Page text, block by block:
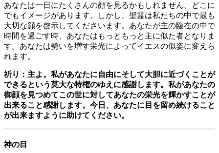
あなたは一日にたくさんの顔を見るかもしれません。どこに
でもイメージがあります。しかし、聖霊は私たちの中で最も
大切な顔を啓示してくださいます。あなたが主の臨在の中で
時間を過ごす時、あなたはもっともっと主に似た者となりま
す。あなたは勢いを増す栄光によってイエスの似姿に変えら
れます。
祈り：主よ。私があなたに自由にそして大胆に近づくことが
できるという莫大な特権のゆえに感謝します。私があなたの
御顔を見つめてこの世に対してあなたの栄光を輝かすことが
出来ること感謝します。今日、あなたに目を留め続けること
が出来ますように助けてください。
神の目